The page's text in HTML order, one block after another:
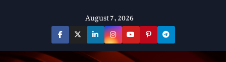
August 7, 2026